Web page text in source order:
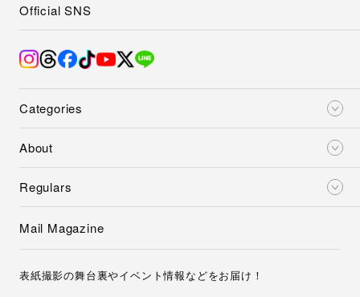
Categories
About
Regulars
Official SNS
Mail Magazine
表紙撮影の舞台裏やイベント情報などをお届け！